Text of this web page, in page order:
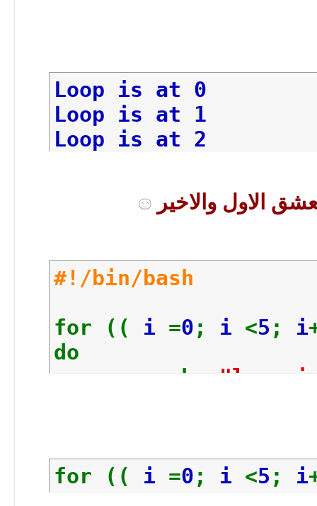
Loop is at 0
Loop is at 1
Loop is at 2
Loop is at 4
#!/bin/bash
for (( i =0 ; i <5 ; i
do
echo "loop
for (( i =0 ; i <5 ; i